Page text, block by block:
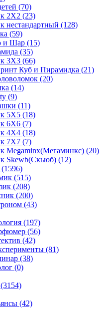
(70)
2Х2 (23)
нестандартный (128)
(59)
и Шар (15)
(35)
3Х3 (66)
Куб и Пирамидка (21)
(20)
(14)
(9)
(11)
5Х5 (18)
6Х6 (7)
4Х4 (18)
7Х7 (7)
Megaminx(Мегаминкс) (20)
Skewb(Скьюб) (12)
(1596)
(515)
(208)
(200)
(43)
(197)
(56)
(42)
(81)
(38)
(0)
(3154)
(42)